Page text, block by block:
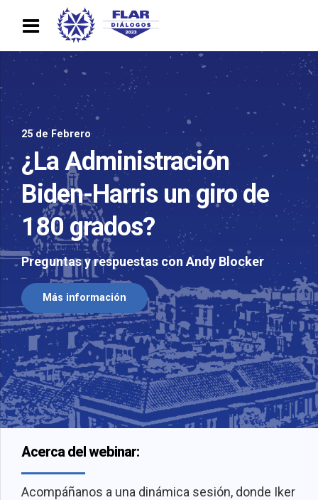
25 de Febrero
¿La Administración
Biden-Harris un giro de
180 grados?
Preguntas y respuestas con Andy Blocker
Más información
Acerca del webinar:
Acompáñanos a una dinámica sesión, donde Iker